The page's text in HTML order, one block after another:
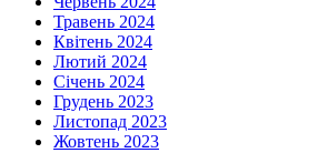
Травень 2024
Квітень 2024
Лютий 2024
Січень 2024
Грудень 2023
Листопад 2023
Жовтень 2023